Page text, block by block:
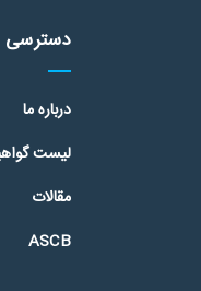
دسترسی
درباره ما
لیست
مقالات
ASCB